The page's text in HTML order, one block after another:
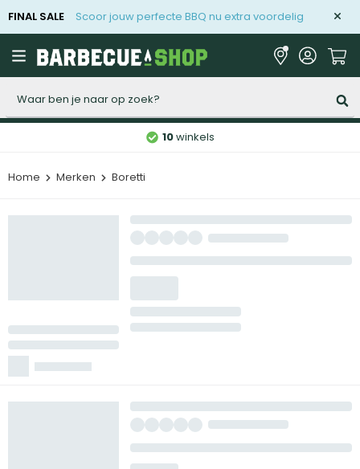
FINAL SALE Scoor jouw perfecte BBQ nu extra voordelig
10winkels
Home Merken Boretti